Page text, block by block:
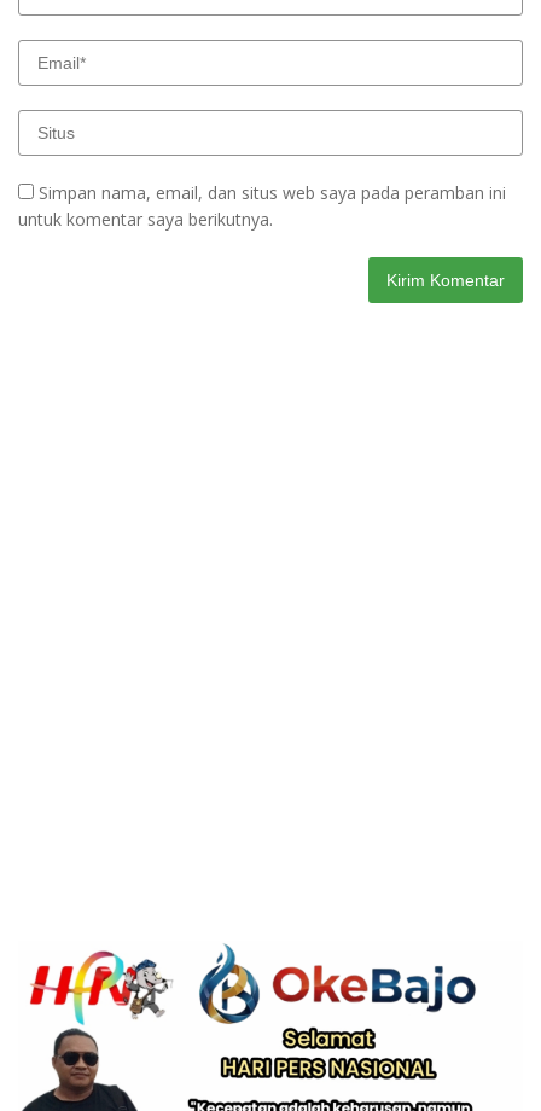
Simpan nama, email, dan situs web saya pada peramban ini
untuk komentar saya berikutnya.